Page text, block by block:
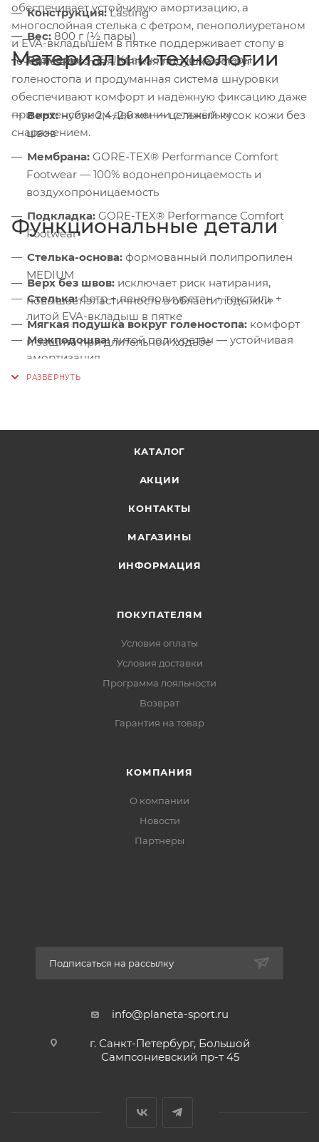
обеспечивает устойчивую амортизацию, а
многослойная стелька с фетром, пенополиуретаном
и EVA-вкладышем в пятке поддерживает стопу в
течение всего дня. Мягкая подушка вокруг
голеностопа и продуманная система шнуровки
обеспечивают комфорт и надёжную фиксацию даже
при интенсивном движении с тяжёлым
снаряжением.
Конструкция:Lasting
Вес: 800 г (½ пары)
Размеры:3–15 UK (включая полразмеры)
Материалы и технологии
Верх:нубук 2,4–2,6 мм — цельный кусок кожи без
швов
Мембрана: GORE-TEX® Performance Comfort
Footwear — 100% водонепроницаемость и
воздухопроницаемость
Подкладка: GORE-TEX® Performance Comfort
Footwear
Стелька-основа: формованный полипропилен
MEDIUM
Стелька:фетр + пенополиуретан + текстиль +
литой EVA-вкладыш в пятке
Межподошва: литой полиуретан — устойчивая
амортизация
Подошва:
Функциональные детали
Верх без швов: исключает риск натирания,
повышает эластичность в области лодыжки
Мягкая подушка вокруг голеностопа: комфорт
и защита при длительной ходьбе
фиксация стопы
КАТАЛОГ
АКЦИИ
КОНТАКТЫ
МАГАЗИНЫ
ИНФОРМАЦИЯ
ПОКУПАТЕЛЯМ
Условия оплаты
Условия доставки
Программа лояльности
Возврат
Гарантия на товар
КОМПАНИЯ
О компании
Новости
Партнеры
Подписаться на рассылку
info@planeta-sport.ru
г. Санкт-Петербург, Большой
Сампсониевский пр-т 45